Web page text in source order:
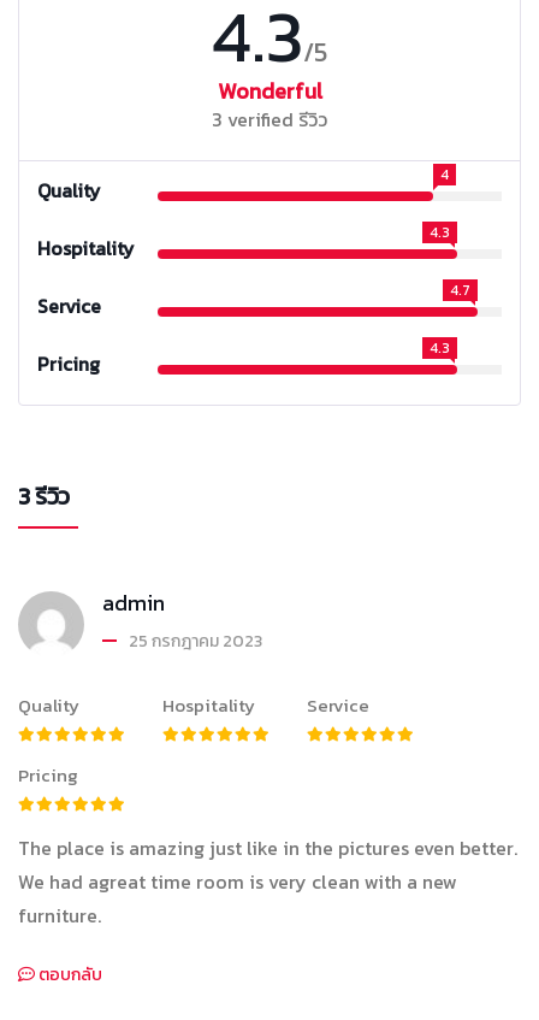
4.3/5
Wonderful
3 verified รีวิว
Quality
4
Hospitality
4.3
Service
4.7
Pricing
4.3
3 รีวิว
admin
25 กรกฎาคม 2023
Quality Hospitality Service
Pricing
The place is amazing just like in the pictures even better.
We had agreat time room is very clean with a new
furniture.
ตอบกลับ